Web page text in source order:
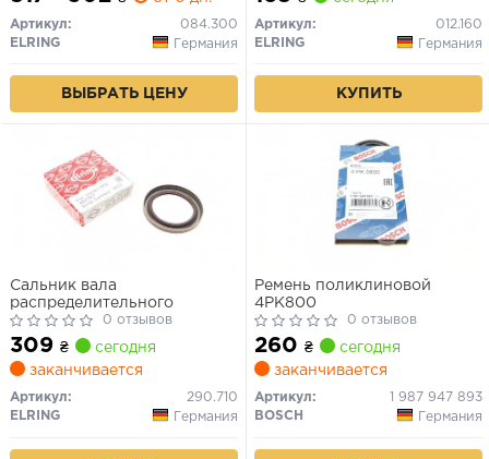
Артикул:
084.300
ELRING
Германия
ВЫБРАТЬ ЦЕНУ
Артикул:
012.160
ELRING
Германия
КУПИТЬ
Сальник вала
распределительного
0 отзывов
309 ₴
сегодня
заканчивается
Артикул:
290.710
ELRING
Германия
Ремень поликлиновой
4PK800
0 отзывов
260 ₴
сегодня
заканчивается
Артикул:
1 987 947 893
BOSCH
Германия